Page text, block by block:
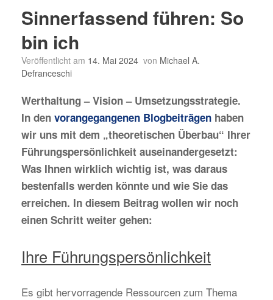
Sinnerfassend führen: So
bin ich
Veröffentlicht am 14. Mai 2024 von Michael A.
Defranceschi
Werthaltung – Vision – Umsetzungsstrategie.
In den vorangegangenen Blogbeiträgen haben
wir uns mit dem „theoretischen Überbau“ Ihrer
Führungspersönlichkeit auseinandergesetzt:
Was Ihnen wirklich wichtig ist, was daraus
bestenfalls werden könnte und wie Sie das
erreichen. In diesem Beitrag wollen wir noch
einen Schritt weiter gehen:
Ihre Führungspersönlichkeit
Es gibt hervorragende Ressourcen zum Thema